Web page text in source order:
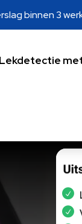
binnen 3
Lekdetectie